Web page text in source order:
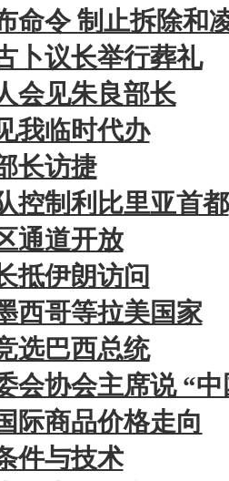
命令 制止拆除和
卜议长举行葬礼
会见朱良部长
我临时代办
长访捷
控制利比里亚首都
通道开放
抵伊朗访问
西哥等拉美国家
选巴西总统
会协会主席说 “
际商品价格走向
件与技术